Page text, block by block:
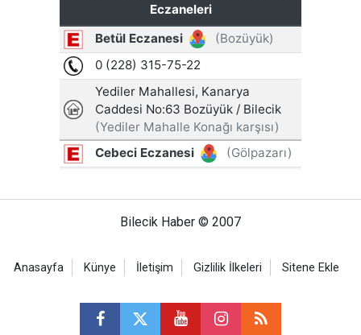
Bilecik Haber © 2007
Anasayfa Künye İletişim Gizlilik İlkeleri Sitene Ekle